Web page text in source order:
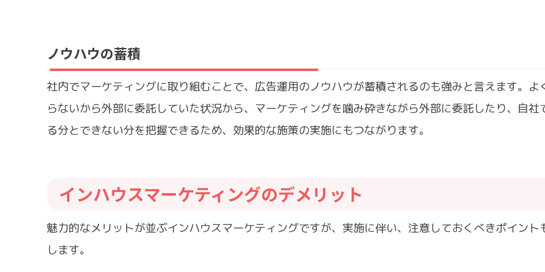
ノウハウの蓄積
社内でマーケティングに取り組むことで、広告運用のノウハウが蓄積されるのも強みと言えます。よ
らないから外部に委託していた状況から、マーケティングを噛み砕きながら外部に委託したり、自社
る分とできない分を把握できるため、効果的な施策の実施にもつながります。
インハウスマーケティングのデメリット
魅力的なメリットが並ぶインハウスマーケティングですが、実施に伴い、注意しておくべきポイント
します。